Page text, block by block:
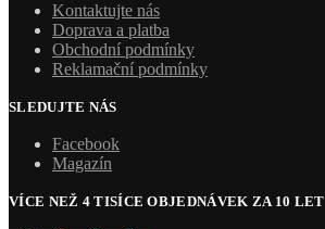
Kontaktujte nás
Doprava a platba
Obchodní podmínky
Reklamační podmínky
SLEDUJTE NÁS
Facebook
Magazín
VÍCE NEŽ 4 TISÍCE OBJEDNÁVEK ZA 10 LET